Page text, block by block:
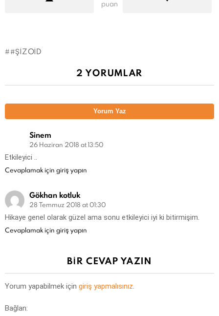
puan
#ŞIZOID
2 YORUMLAR
Yorum Yaz
Sinem
26 Haziran 2018 at 13:50
Etkileyici ..
Cevaplamak için giriş yapın
Gökhan kotluk
28 Temmuz 2018 at 01:30
Hikaye genel olarak güzel ama sonu etkileyici iyi ki bitirmişim.
Cevaplamak için giriş yapın
BIR CEVAP YAZIN
Yorum yapabilmek için giriş yapmalısınız.
Bağlan: